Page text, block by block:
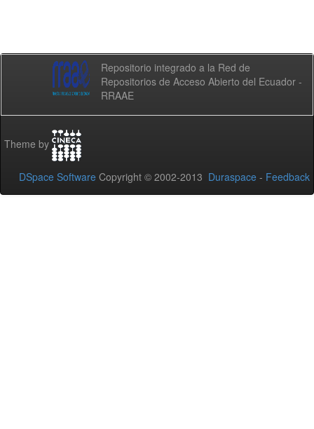
Repositorio integrado a la Red de
Repositorios de Acceso Abierto del Ecuador -
RRAAE
Theme by
DSpace Software Copyright © 2002-2013 Duraspace - Feedback